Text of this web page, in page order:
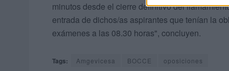
minutos desde el cierre definitivo del
entrada de dichos/as aspirantes que tenían la
exámenes a las 08.30 horas", concluyen.
Tags: Amgevicesa BOCCE oposiciones